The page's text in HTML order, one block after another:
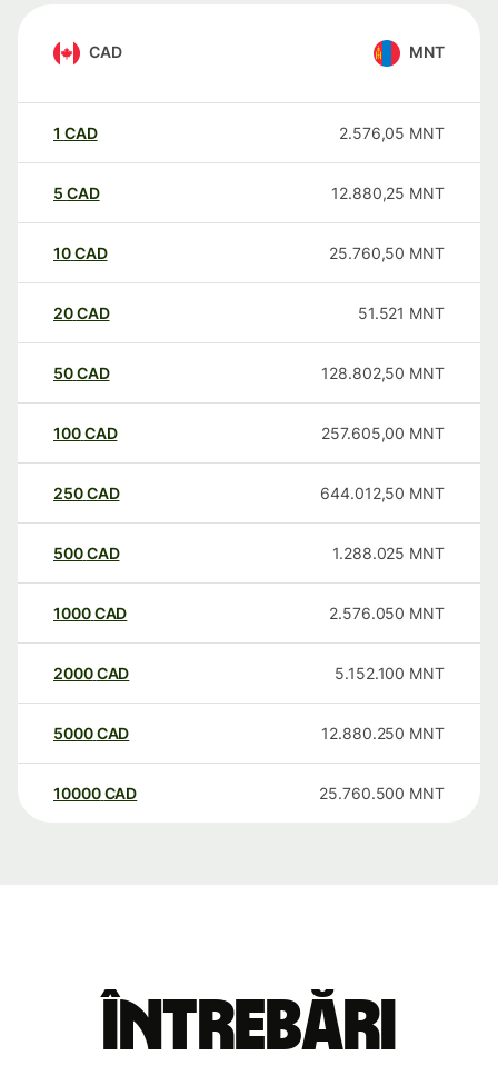
CAD MNT
1 CAD 2.576,05 MNT
5 CAD 12.880,25 MNT
10CAD 25.760,50 MNT
20CAD 51.521 MNT
50CAD 128.802,50 MNT
100CAD 257.605,00 MNT
250CAD 644.012,50 MNT
500CAD 1.288.025 MNT
1000CAD 2.576.050 MNT
2000CAD 5.152.100 MNT
5000CAD 12.880.250 MNT
10000 CAD 25.760.500 MNT
Întrebări